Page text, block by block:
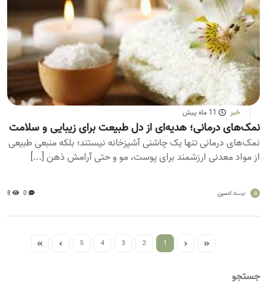
خبر 11 ماه پیش
نمک‌های درمانی؛ هدیه‌ای از دل طبیعت برای زیبایی و سلامت
نمک‌های درمانی تنها یک چاشنی آشپزخانه نیستند؛ بلکه منبعی طبیعی
از مواد معدنی ارزشمند برای پوست، مو و حتی آرامش ذهن [...]
a توسط ادمین 0
8
1
2
3
4
5
جستجو